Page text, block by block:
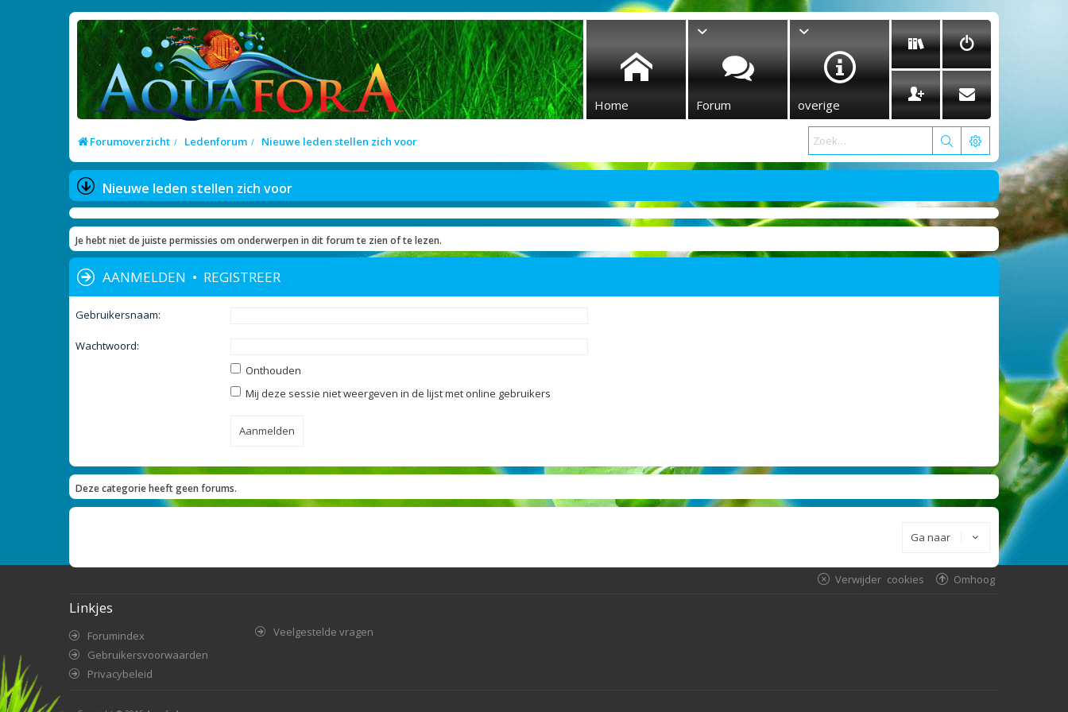
Home Forum overige
Forumoverzicht Ledenforum Nieuwe leden stellen zich voor
Nieuwe leden stellen zich voor
Je hebt niet de juiste permissies om onderwerpen in dit forum te zien of te lezen.
AANMELDEN • REGISTREER
Gebruikersnaam:
Wachtwoord:
Onthouden
Mij deze sessie niet weergeven in de lijst met online gebruikers
Deze categorie heeft geen forums.
Ga naar
Omhoog
Verwijder cookies
Linkjes
Forumindex
Gebruikersvoorwaarden
Privacybeleid
Veelgestelde vragen